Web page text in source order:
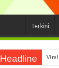
Terkini
Headline